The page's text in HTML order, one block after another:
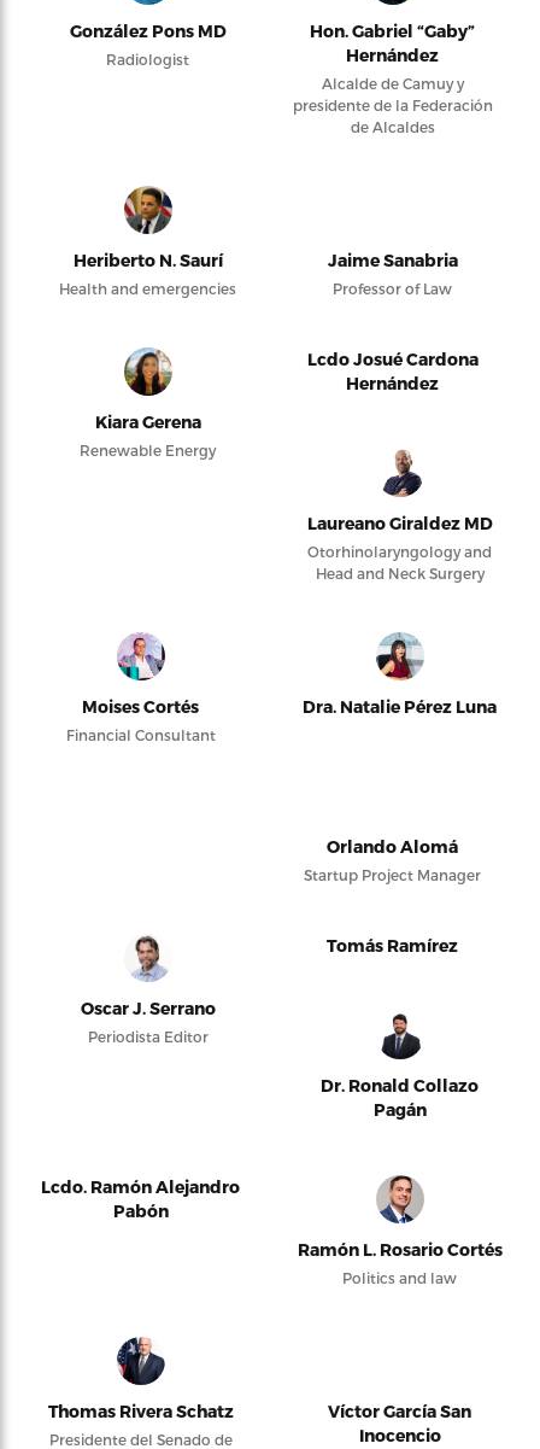
González Pons MD
Radiologist
Hon. Gabriel “Gaby”
Hernández
Alcalde de Camuy y
presidente de la Federación
de Alcaldes
Heriberto N. Saurí
Health and emergencies
Jaime Sanabria
Professor of Law
Kiara Gerena
Renewable Energy
Lcdo Josué Cardona
Hernández
Laureano Giraldez MD
Otorhinolaryngology and
Head and Neck Surgery
Moises Cortés
Financial Consultant
Dra. Natalie Pérez Luna
Orlando Alomá
Startup Project Manager
Oscar J. Serrano
Periodista Editor
Tomás Ramírez
Dr. Ronald Collazo
Pagán
Lcdo. Ramón Alejandro
Pabón
Ramón L. Rosario Cortés
Politics and law
Thomas Rivera Schatz
Presidente del Senado de
Víctor García San
Inocencio